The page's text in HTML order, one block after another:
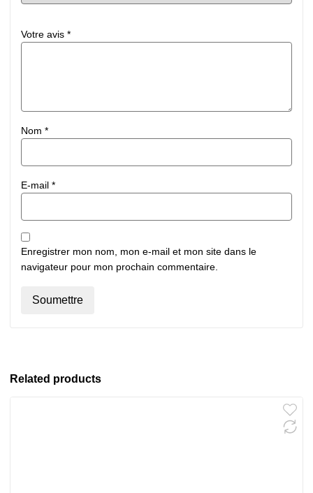
Votre avis *
Nom *
E-mail *
Enregistrer mon nom, mon e-mail et mon site dans le
navigateur pour mon prochain commentaire.
Related products